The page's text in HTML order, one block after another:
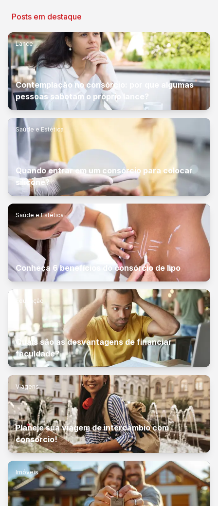
Posts em destaque
Lance
Contemplação no consórcio: por que algumas
pessoas sabotam o próprio lance?
Saúde e Estética
Quando entrar em um consórcio para colocar
silicone?
Saúde e Estética
Conheça 6 benefícios do consórcio de lipo
Educação
Quais são as desvantagens de financiar
faculdade?
Viagens
Planeje sua viagem de intercâmbio com
consórcio!
Imóveis